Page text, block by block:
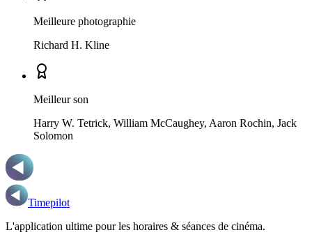
Meilleure photographie
Richard H. Kline
Meilleur son
Harry W. Tetrick, William McCaughey, Aaron Rochin, Jack
Solomon
Timepilot
L'application ultime pour les horaires & séances de cinéma.